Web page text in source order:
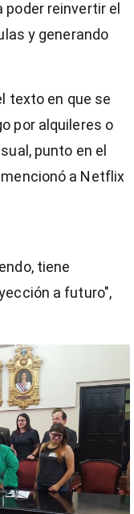
reinvertir el
y generando
texto en que se
por alquileres o
punto en el
a Netflix
tiene
a futuro",